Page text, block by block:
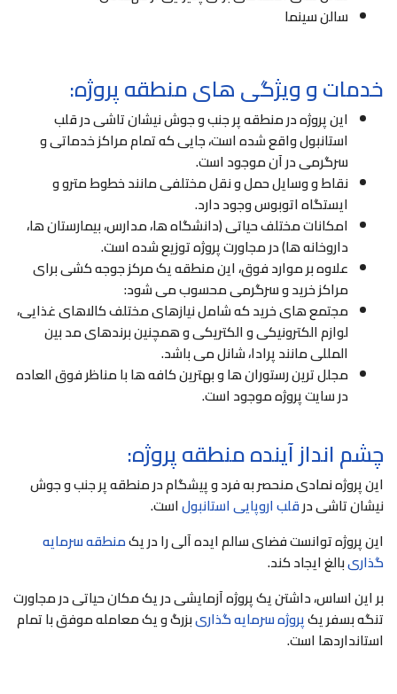
سالن سینما
خدمات و ویژگی های منطقه پروژه:
این پروژه در منطقه پر جنب و جوش نیشان تاشی در قلب
استانبول واقع شده است، جایی که تمام مراکز خدماتی و
سرگرمی در آن موجود است.
نقاط و وسایل حمل و نقل مختلفی مانند خطوط مترو و
ایستگاه اتوبوس وجود دارد.
امکانات مختلف حیاتی (دانشگاه ها، مدارس، بیمارستان ها،
داروخانه ها) در مجاورت پروژه توزیع شده است.
علاوه بر موارد فوق، این منطقه یک مرکز جوجه کشی برای
مراکز خرید و سرگرمی محسوب می شود:
مجتمع های خرید که شامل نیازهای مختلف کالاهای غذایی،
لوازم الکترونیکی و الکتریکی و همچنین برندهای مد بین
المللی مانند پرادا، شانل می باشد.
مجلل ترین رستوران ها و بهترین کافه ها با مناظر فوق العاده
در سایت پروژه موجود است.
چشم انداز آینده منطقه پروژه:
این پروژه نمادی منحصر به فرد و پیشگام در منطقه پر جنب و جوش
نیشان تاشی درقلب اروپایی استانبولاست.
این پروژه توانست فضای سالم ایده آلی را در یکمنطقه سرمایه
گذاریبالغ ایجاد کند.
بر این اساس، داشتن یک پروژه آزمایشی در یک مکان حیاتی در مجاورت
تنگه بسفر یکپروژه سرمایه گذاریبزرگ و یک معامله موفق با تمام
استانداردها است.